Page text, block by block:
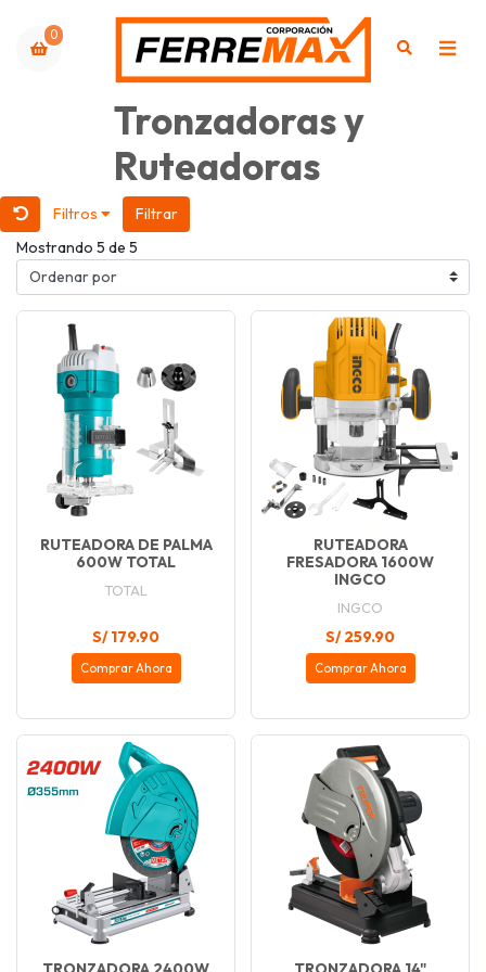
0
Tronzadoras y
Ruteadoras
Filtros
Filtrar
Mostrando 5 de 5
RUTEADORA DE PALMA
600W TOTAL
TOTAL
S/ 179.90
Comprar Ahora
RUTEADORA
FRESADORA 1600W
INGCO
INGCO
S/ 259.90
Comprar Ahora